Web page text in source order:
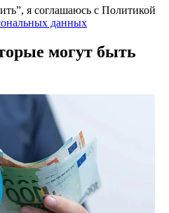
я соглашаюсь с Политикой
данных
могут быть